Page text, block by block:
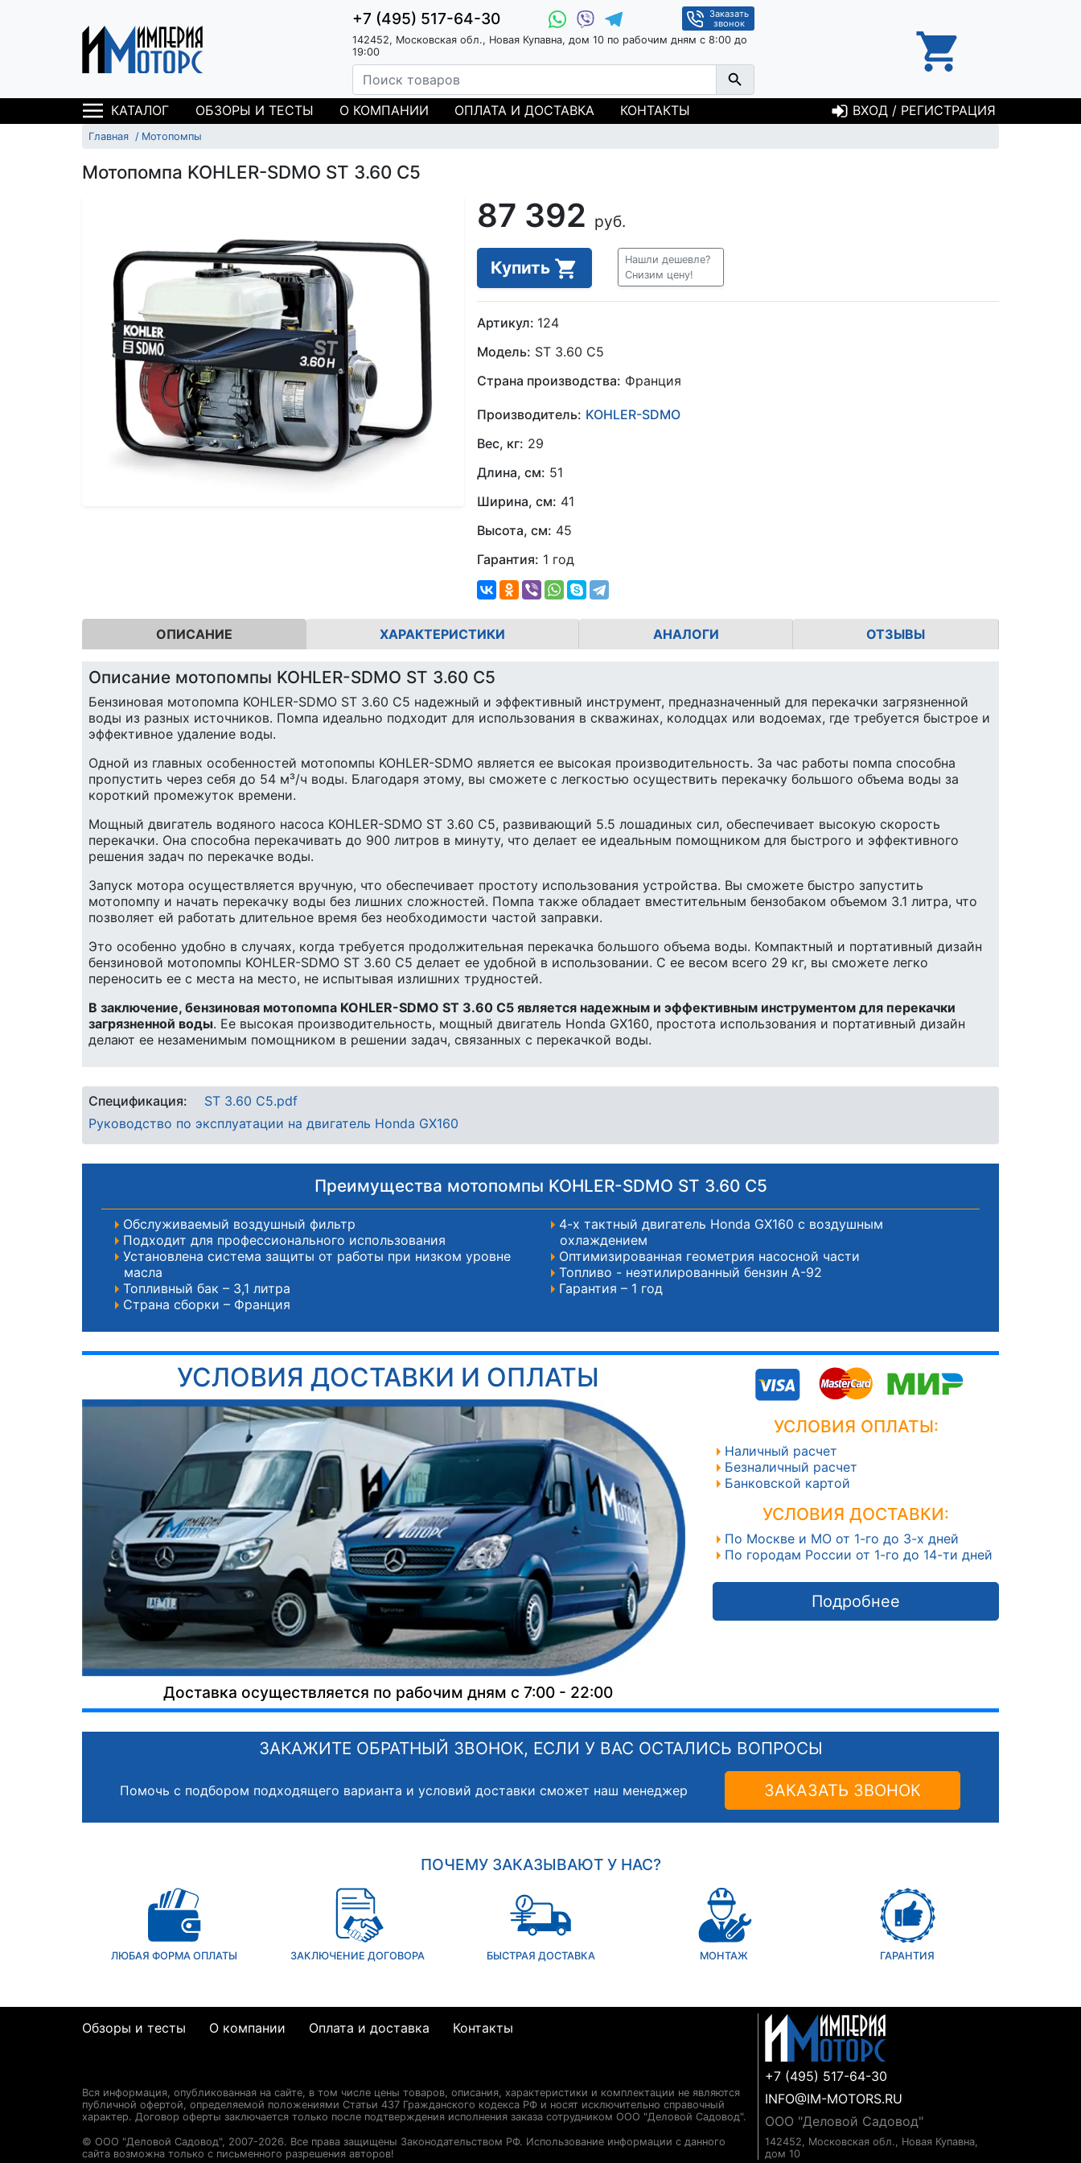
+7 (495) 517-64-30
Заказать
звонок
142452, Московская обл., Новая Купавна, дом 10 по рабочим дням с 8:00 до
19:00
КАТАЛОГ ОБЗОРЫ И ТЕСТЫ О КОМПАНИИ ОПЛАТА И ДОСТАВКА КОНТАКТЫ ВХОД / РЕГИСТРАЦИЯ
Главная Мотопомпы
Мотопомпа KOHLER-SDMO ST 3.60 C5
87 392 руб.
Купить
Нашли дешевле?
Снизим цену!
Артикул: 124
Модель: ST 3.60 C5
Страна производства: Франция
Производитель: KOHLER-SDMO
Вес, кг: 29
Длина, см: 51
Ширина, см: 41
Высота, см: 45
Гарантия: 1 год
ОПИСАНИЕ ХАРАКТЕРИСТИКИ АНАЛОГИ ОТЗЫВЫ
Описание мотопомпы KOHLER-SDMO ST 3.60 C5
Бензиновая мотопомпа KOHLER-SDMO ST 3.60 C5 надежный и эффективный инструмент, предназначенный для перекачки загрязненной
воды из разных источников. Помпа идеально подходит для использования в скважинах, колодцах или водоемах, где требуется быстрое и
эффективное удаление воды.
Одной из главных особенностей мотопомпы KOHLER-SDMO является ее высокая производительность. За час работы помпа способна
пропустить через себя до 54 м³/ч воды. Благодаря этому, вы сможете с легкостью осуществить перекачку большого объема воды за
короткий промежуток времени.
Мощный двигатель водяного насоса KOHLER-SDMO ST 3.60 C5, развивающий 5.5 лошадиных сил, обеспечивает высокую скорость
перекачки. Она способна перекачивать до 900 литров в минуту, что делает ее идеальным помощником для быстрого и эффективного
решения задач по перекачке воды.
Запуск мотора осуществляется вручную, что обеспечивает простоту использования устройства. Вы сможете быстро запустить
мотопомпу и начать перекачку воды без лишних сложностей. Помпа также обладает вместительным бензобаком объемом 3.1 литра, что
позволяет ей работать длительное время без необходимости частой заправки.
Это особенно удобно в случаях, когда требуется продолжительная перекачка большого объема воды. Компактный и портативный дизайн
бензиновой мотопомпы KOHLER-SDMO ST 3.60 C5 делает ее удобной в использовании. С ее весом всего 29 кг, вы сможете легко
переносить ее с места на место, не испытывая излишних трудностей.
В заключение, бензиновая мотопомпа KOHLER-SDMO ST 3.60 C5 является надежным и эффективным инструментом для перекачки
загрязненной воды. Ее высокая производительность, мощный двигатель Honda GX160, простота использования и портативный дизайн
делают ее незаменимым помощником в решении задач, связанных с перекачкой воды.
Спецификация:
ST 3.60 C5.pdf
Руководство по эксплуатации на двигатель Honda GX160
Преимущества мотопомпы KOHLER-SDMO ST 3.60 C5
Обслуживаемый воздушный фильтр
Подходит для профессионального использования
Установлена система защиты от работы при низком уровне
масла
Топливный бак – 3,1 литра
Страна сборки – Франция
4-х тактный двигатель Honda GX160 с воздушным
охлаждением
Оптимизированная геометрия насосной части
Топливо - неэтилированный бензин А-92
Гарантия – 1 год
УСЛОВИЯ ДОСТАВКИ И ОПЛАТЫ
Доставка осуществляется по рабочим дням с 7:00 - 22:00
УСЛОВИЯ ОПЛАТЫ:
Наличный расчет
Безналичный расчет
Банковской картой
УСЛОВИЯ ДОСТАВКИ:
По Москве и МО от 1-го до 3-х дней
По городам России от 1-го до 14-ти дней
Подробнее
ЗАКАЖИТЕ ОБРАТНЫЙ ЗВОНОК, ЕСЛИ У ВАС ОСТАЛИСЬ ВОПРОСЫ
Помочь с подбором подходящего варианта и условий доставки сможет наш менеджер ЗАКАЗАТЬ ЗВОНОК
ПОЧЕМУ ЗАКАЗЫВАЮТ У НАС?
ЛЮБАЯ ФОРМА ОПЛАТЫ ЗАКЛЮЧЕНИЕ ДОГОВОРА БЫСТРАЯ ДОСТАВКА МОНТАЖ ГАРАНТИЯ
+7 (495) 517-64-30
INFO@IM-MOTORS.RU
ООО "Деловой Садовод"
142452, Московская обл., Новая Купавна,
дом 10
Обзоры и тесты О компании Оплата и доставка Контакты
Вся информация, опубликованная на сайте, в том числе цены товаров, описания, характеристики и комплектации не являются
публичной офертой, определяемой положениями Статьи 437 Гражданского кодекса РФ и носят исключительно справочный
характер. Договор оферты заключается только после подтверждения исполнения заказа сотрудником ООО "Деловой Садовод".
© ООО "Деловой Садовод", 2007-2026. Все права защищены Законодательством РФ. Использование информации с данного
сайта возможна только с письменного разрешения авторов!